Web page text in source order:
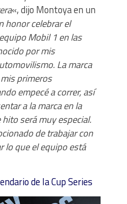
«, dijo Montoya en un
honor celebrar el
Mobil 1 en las
por mis
La marca
primeros
empecé a correr, así
a la marca en la
será muy especial.
de trabajar con
lo que el equipo está
de la Cup Series